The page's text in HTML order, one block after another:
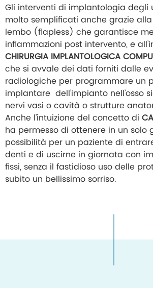
Gli interventi di implantologia degli
molto semplificati anche grazie
lembo (flapless) che garantisce
infiammazioni post intervento, e
CHIRURGIA IMPLANTOLOGICA
che si avvale dei dati forniti dalle
radiologiche per programmare un
implantare dell’impianto nell’osso
nervi vasi o cavità o strutture
Anche l’intuizione del concetto di
ha permesso di ottenere in un solo
possibilità per un paziente di
denti e di uscirne in giornata con
fissi, senza il fastidioso uso delle
subito un bellissimo sorriso.